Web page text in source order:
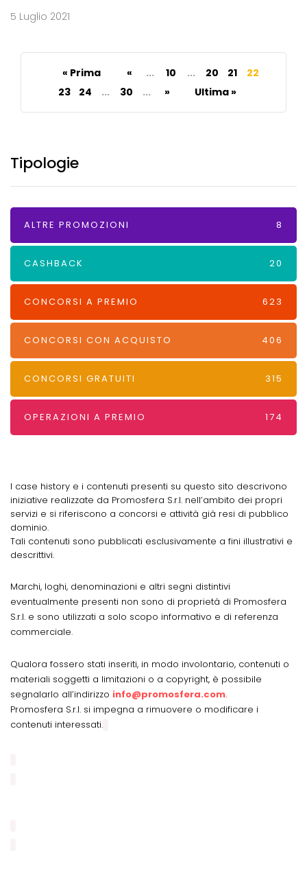
5 Luglio 2021
« Prima « ... 10 ... 20 21
22
23
24 ... 30 ... » Ultima »
Tipologie
ALTRE PROMOZIONI 8
CASHBACK 20
CONCORSI A PREMIO 623
CONCORSI CON ACQUISTO 406
CONCORSI GRATUITI 315
OPERAZIONI A PREMIO 174
I case history e i contenuti presenti su questo sito descrivono
iniziative realizzate da Promosfera S.r.l. nell’ambito dei propri
servizi e si riferiscono a concorsi e attività già resi di pubblico
dominio.
Tali contenuti sono pubblicati esclusivamente a fini illustrativi e
descrittivi.
Marchi, loghi, denominazioni e altri segni distintivi
eventualmente presenti non sono di proprietà di Promosfera
S.r.l. e sono utilizzati a solo scopo informativo e di referenza
commerciale.
Qualora fossero stati inseriti, in modo involontario, contenuti o
materiali soggetti a limitazioni o a copyright, è possibile
segnalarlo all’indirizzo info@promosfera.com.
Promosfera S.r.l. si impegna a rimuovere o modificare i
contenuti interessati.